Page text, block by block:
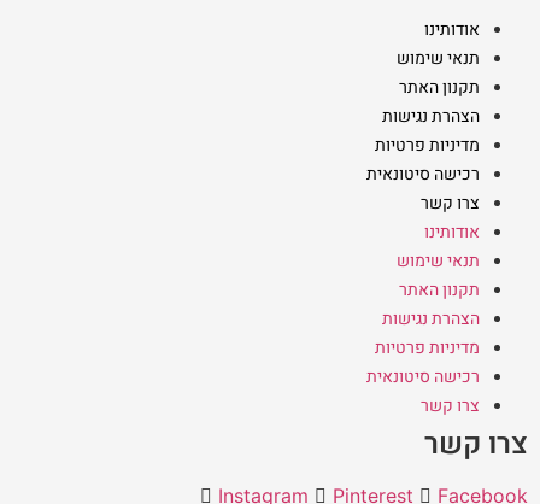
אודותינו
תנאי שימוש
תקנון האתר
הצהרת נגישות
מדיניות פרטיות
רכישה סיטונאית
צרו קשר
אודותינו
תנאי שימוש
תקנון האתר
הצהרת נגישות
מדיניות פרטיות
רכישה סיטונאית
צרו קשר
צרו קשר
Instagram Pinterest Facebook